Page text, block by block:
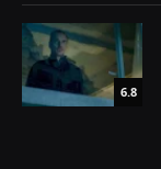
6.8